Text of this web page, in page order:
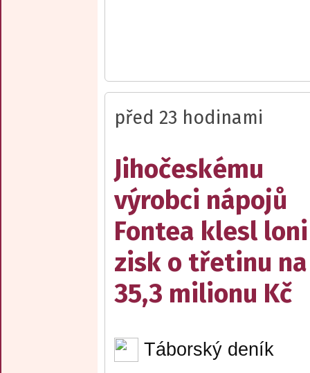
před 23 hodinami
Jihočeskému
výrobci nápojů
Fontea klesl loni
zisk o třetinu na
35,3 milionu Kč
Táborský deník